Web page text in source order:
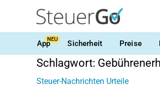
AppNEU Sicherheit Preise
Schlagwort:
Steuer-Nachrichten Urteile